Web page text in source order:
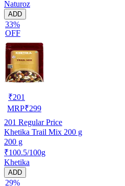
Naturoz
ADD
33%
OFF
₹201
MRP₹299
201 Regular Price
Khetika Trail Mix 200 g
200 g
₹100.5/100g
Khetika
ADD
29%